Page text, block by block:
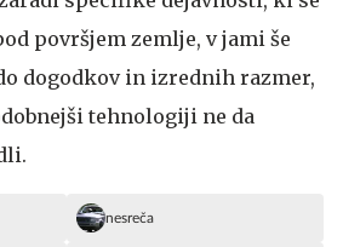
površjem zemlje, v jami še
dogodkov in izrednih razmer,
tehnologiji ne da
nesreča